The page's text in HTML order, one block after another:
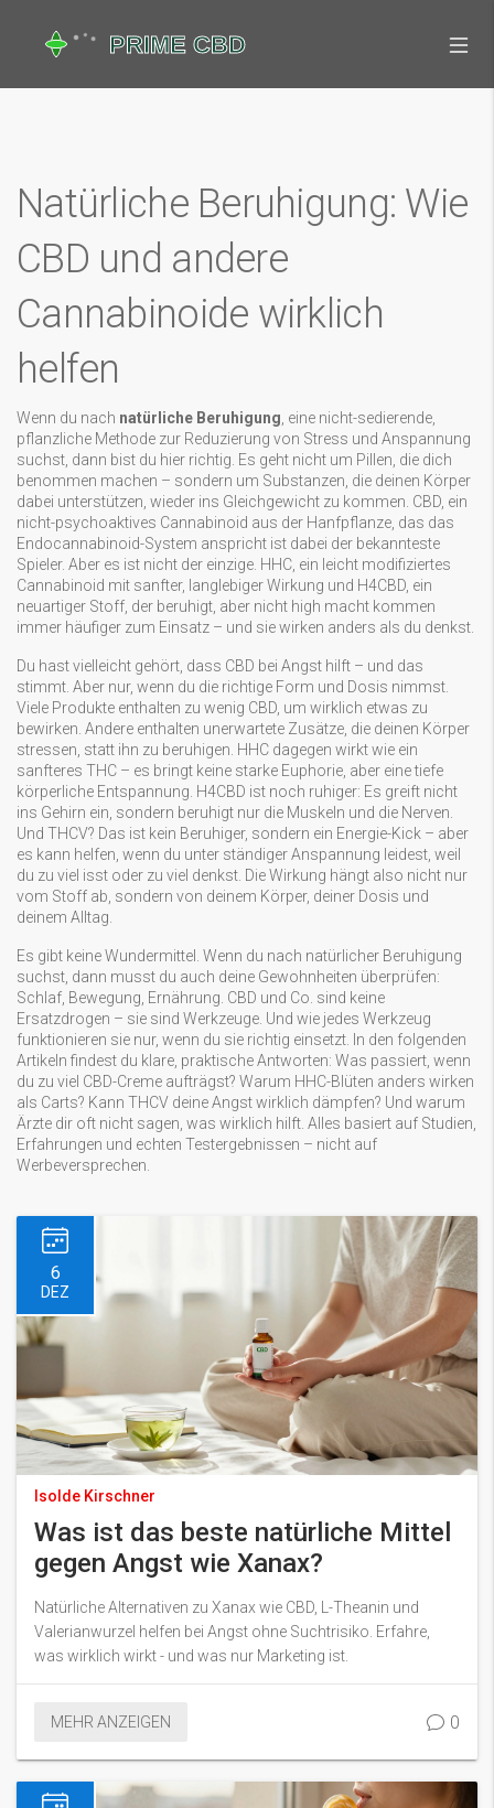
Natürliche Beruhigung: Wie
CBD und andere
Cannabinoide wirklich
helfen
Wenn du nach natürliche Beruhigung eine nicht-sedierende,
pflanzliche Methode zur Reduzierung von Stress und Anspannung
suchst, dann bist du hier richtig. Es geht nicht um Pillen, die dich
benommen machen – sondern um Substanzen, die deinen Körper
dabei unterstützen, wieder ins Gleichgewicht zu kommen. CBD ein
nicht-psychoaktives Cannabinoid aus der Hanfpflanze, das das
Endocannabinoid-System anspricht ist dabei der bekannteste
Spieler. Aber es ist nicht der einzige. HHC ein leicht modifiziertes
Cannabinoid mit sanfter, langlebiger Wirkung und H4CBD ein
neuartiger Stoff, der beruhigt, aber nicht high macht kommen
immer häufiger zum Einsatz – und sie wirken anders als du denkst.
Du hast vielleicht gehört, dass CBD bei Angst hilft – und das
stimmt. Aber nur, wenn du die richtige Form und Dosis nimmst.
Viele Produkte enthalten zu wenig CBD, um wirklich etwas zu
bewirken. Andere enthalten unerwartete Zusätze, die deinen Körper
stressen, statt ihn zu beruhigen. HHC dagegen wirkt wie ein
sanfteres THC – es bringt keine starke Euphorie, aber eine tiefe
körperliche Entspannung. H4CBD ist noch ruhiger: Es greift nicht
ins Gehirn ein, sondern beruhigt nur die Muskeln und die Nerven.
Und THCV? Das ist kein Beruhiger, sondern ein Energie-Kick – aber
es kann helfen, wenn du unter ständiger Anspannung leidest, weil
du zu viel isst oder zu viel denkst. Die Wirkung hängt also nicht nur
vom Stoff ab, sondern von deinem Körper, deiner Dosis und
deinem Alltag.
Es gibt keine Wundermittel. Wenn du nach natürlicher Beruhigung
suchst, dann musst du auch deine Gewohnheiten überprüfen:
Schlaf, Bewegung, Ernährung. CBD und Co. sind keine
Ersatzdrogen – sie sind Werkzeuge. Und wie jedes Werkzeug
funktionieren sie nur, wenn du sie richtig einsetzt. In den folgenden
Artikeln findest du klare, praktische Antworten: Was passiert, wenn
du zu viel CBD-Creme aufträgst? Warum HHC-Blüten anders wirken
als Carts? Kann THCV deine Angst wirklich dämpfen? Und warum
Ärzte dir oft nicht sagen, was wirklich hilft. Alles basiert auf Studien,
Erfahrungen und echten Testergebnissen – nicht auf
Werbeversprechen.
6
DEZ
Isolde Kirschner
Was ist das beste natürliche Mittel
gegen Angst wie Xanax?
Natürliche Alternativen zu Xanax wie CBD, L-Theanin und
Valerianwurzel helfen bei Angst ohne Suchtrisiko. Erfahre,
was wirklich wirkt - und was nur Marketing ist.
MEHR ANZEIGEN 0